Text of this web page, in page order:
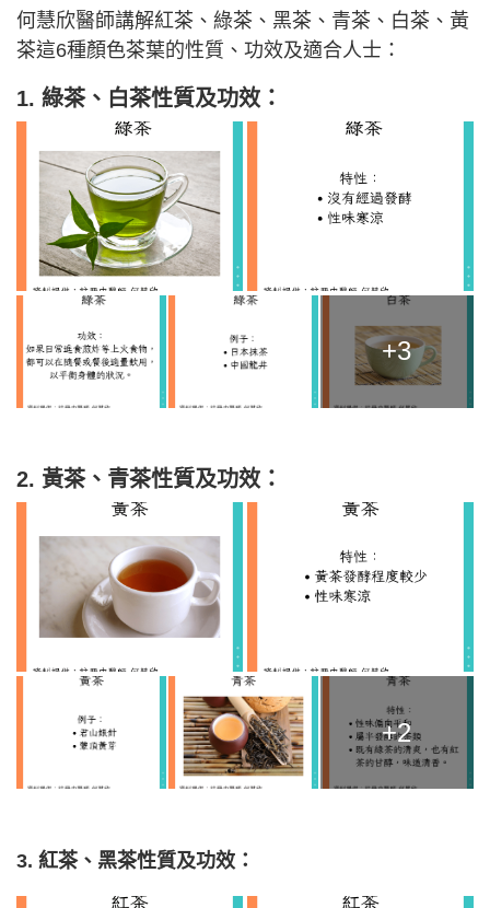
何慧欣醫師講解紅茶、綠茶、黑茶、青茶、白茶、黃
茶這6種顏色茶葉的性質、功效及適合人士：
1. 綠茶、白茶性質及功效：
+3
2. 黃茶、青茶性質及功效：
+2
3. 紅茶、黑茶性質及功效：